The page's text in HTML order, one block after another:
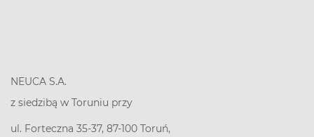
NEUCA S.A.
z siedzibą w Toruniu przy
ul. Forteczna 35-37, 87-100 Toruń,